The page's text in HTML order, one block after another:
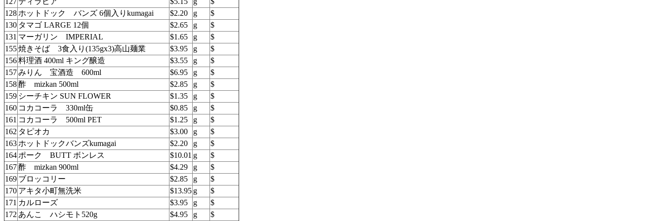
128 ホットドック バンズ 6個入りkumagai $2.20 g
$
130 タマゴ LARGE 12個 $2.65 g
$
131 マーガリン IMPERIAL $1.65 g
$
155焼きそば 3食入り(135gx3)高山麺業 $3.95 g
$
156料理酒 400ml キング醸造 $3.55 g
$
157みりん 宝酒造 600ml $6.95 g
$
158酢 mizkan 500ml $2.85 g
$
159 シーチキン SUN FLOWER $1.35 g
$
160 コカコーラ 330ml缶 $0.85 g
$
161 コカコーラ 500ml PET $1.25 g
$
162 タピオカ $3.00 g
$
163 ホットドックバンズkumagai $2.20 g
$
164 ポーク BUTT ボンレス $10.01 g
$
167酢 mizkan 900ml $4.29 g
$
169 ブロッコリー $2.85 g
$
170 アキタ小町無洗米 $13.95 g
$
171 カルローズ $3.95 g
$
172 あんこ ハシモト520g $4.95 g $